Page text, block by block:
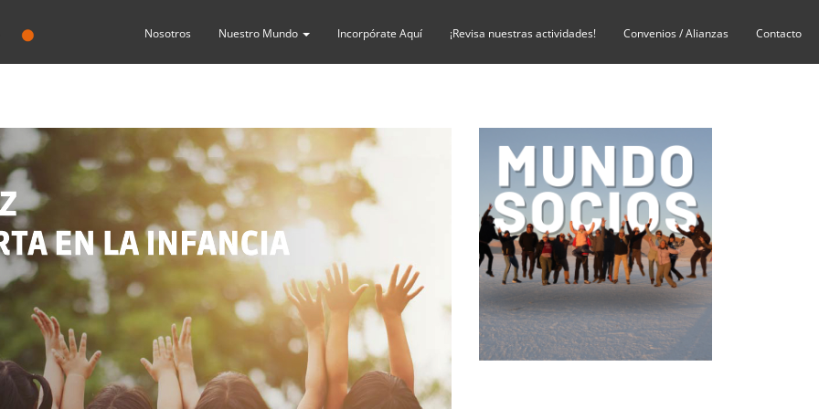
Nosotros Nuestro Mundo Incorpórate Aquí ¡Revisa nuestras actividades! Convenios / Alianzas Contacto